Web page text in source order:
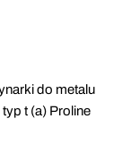
do metalu
t (a) Proline